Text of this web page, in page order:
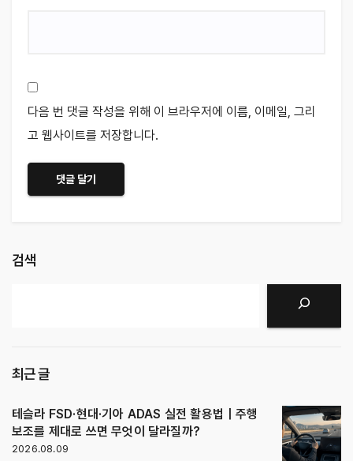
다음 번 댓글 작성을 위해 이 브라우저에 이름, 이메일, 그리
고 웹사이트를 저장합니다.
검색
최근 글
테슬라 FSD·현대·기아 ADAS 실전 활용법｜주행
보조를 제대로 쓰면 무엇이 달라질까?
2026.08.09